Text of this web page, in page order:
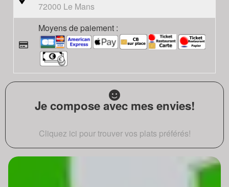
72000 Le Mans
Moyens de paiement :
Je compose avec mes envies!
Cliquez ici pour trouver vos plats préférés!